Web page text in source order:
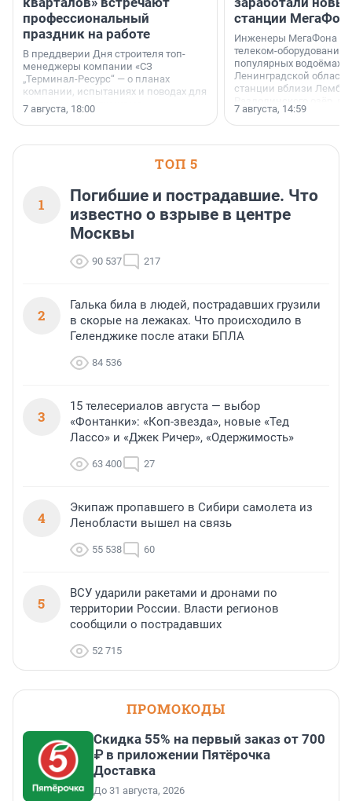
профессиональный
праздник на работе
В преддверии Дня строителя топ-
менеджеры компании «СЗ
„Терминал-Ресурс“ — о планах
компании, испытаниях и поводах для
осторожного оптимизма.
7 августа, 18:00
станции
Инженеры МегаФона
телеком-оборудование
популярных водоёмах
Ленинградской
станции вблизи
недалеко от Большого
водопада.
7 августа, 14:59
ТОП 5
1
Погибшие и пострадавшие. Что
известно о взрыве в центре
Москвы
90 537 217
2
Галька била в людей, пострадавших грузили
в скорые на лежаках. Что происходило в
Геленджике после атаки БПЛА
84 536
3
15 телесериалов августа — выбор
«Фонтанки»: «Коп-звезда», новые «Тед
Лассо» и «Джек Ричер», «Одержимость»
63 400 27
4
Экипаж пропавшего в Сибири самолета из
Ленобласти вышел на связь
55 538 60
5
ВСУ ударили ракетами и дронами по
территории России. Власти регионов
сообщили о пострадавших
52 715
ПРОМОКОДЫ
Скидка 55% на первый заказ от 700
₽ в приложении Пятёрочка
Доставка
До 31 августа, 2026